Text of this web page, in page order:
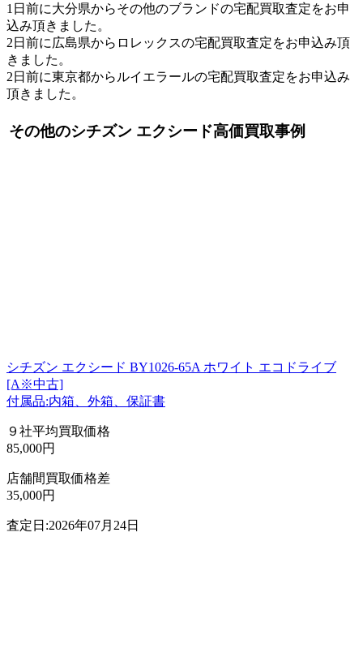
1日前に大分県からその他のブランドの宅配買取査定をお申
込み頂きました。
2日前に広島県からロレックスの宅配買取査定をお申込み頂
きました。
2日前に東京都からルイエラールの宅配買取査定をお申込み
頂きました。
その他のシチズン エクシード高価買取事例
シチズン エクシード BY1026-65A ホワイト エコドライブ
[A※中古]
付属品:内箱、外箱、保証書
９社平均買取価格
85,000円
店舗間買取価格差
35,000円
査定日:2026年07月24日